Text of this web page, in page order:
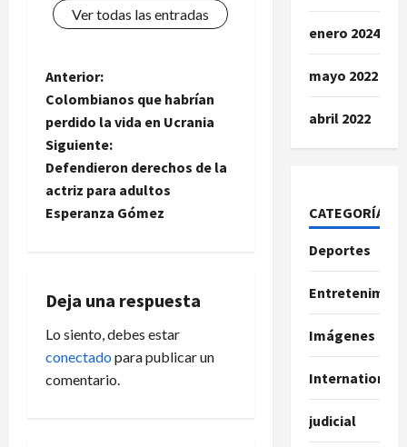
Ver todas las entradas
N
a
v
e
c
i
ó
Anterior:
Colombianos que habrían
perdido la vida en Ucrania
Siguiente:
Defendieron derechos de la
actriz para adultos
Esperanza Gómez
Deja una respuesta
Lo siento, debes estar
conectado para publicar un
comentario.
enero 2024
mayo 2022
abril 2022
CATEGORÍAS
Deportes
Imágenes
International
judicial